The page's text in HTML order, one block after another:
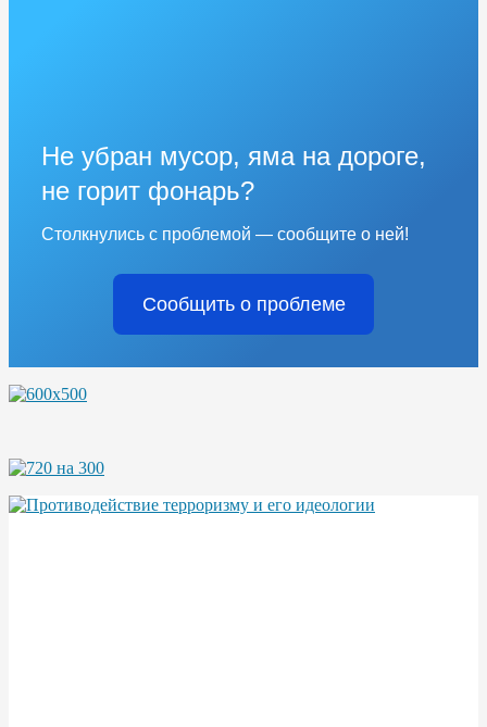
Не убран мусор, яма на дороге,
не горит фонарь?
Столкнулись с проблемой — сообщите о ней!
Сообщить о проблеме